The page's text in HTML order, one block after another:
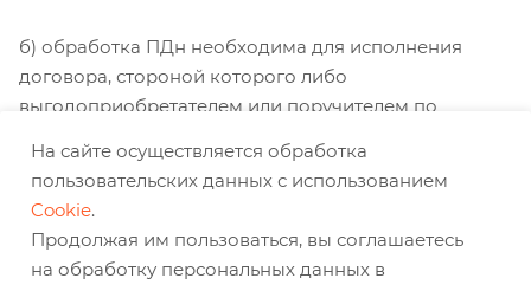
б) обработка ПДн необходима для исполнения
договора, стороной которого либо
выгодоприобретателем или поручителем по
случае реализации Обществом своего права на
уступку прав (требований) по такому договору, а
также для заключения договора по инициативе
субъекта ПДн или договора, по которому субъект
ПДн будет являться выгодоприобретателем или
На сайте осуществляется обработка
пользовательских данных с использованием
Cookie.
Продолжая им пользоваться, вы соглашаетесь
на обработку персональных данных в